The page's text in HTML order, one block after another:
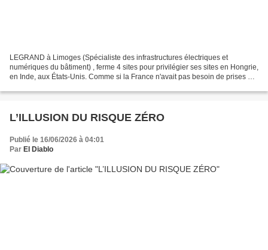
LEGRAND à Limoges (Spécialiste des infrastructures électriques et
numériques du bâtiment) , ferme 4 sites pour privilégier ses sites en Hongrie,
en Inde, aux États-Unis. Comme si la France n'avait pas besoin de prises ou
L’ILLUSION DU RISQUE ZÉRO
Publié le 16/06/2026 à 04:01
Par El Diablo